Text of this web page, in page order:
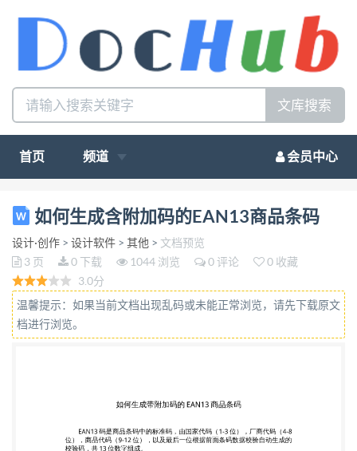
文库搜索
首页 频道 会员中心
如何生成带附加码的 EAN13 商品条码 EAN13 码是商
品条码中的标准码，由国家代码（1-3 位），厂商代
码（4-8 位），商品代码（9-12 位），以及最后一位
根据前面条码数据校验自动生成的 校验码，共 13 位
数字组成。 一般的 EAN13 商品条码是不含附加码，
但是也有商品条码含附加码，这也 是商品条码的一个
位），我 们可以看出来商品条码还有 EAN13+5 类型
如何生成含附加码的EAN13商品条码
设计·创作 > 设计软件 > 其他 > 文档预览
3 页
0 下载 1044 浏览 0 评论
0 收藏
3.0分
温馨提示：如果当前文档出现乱码或未能正常浏览，请先下载原文
档进行浏览。